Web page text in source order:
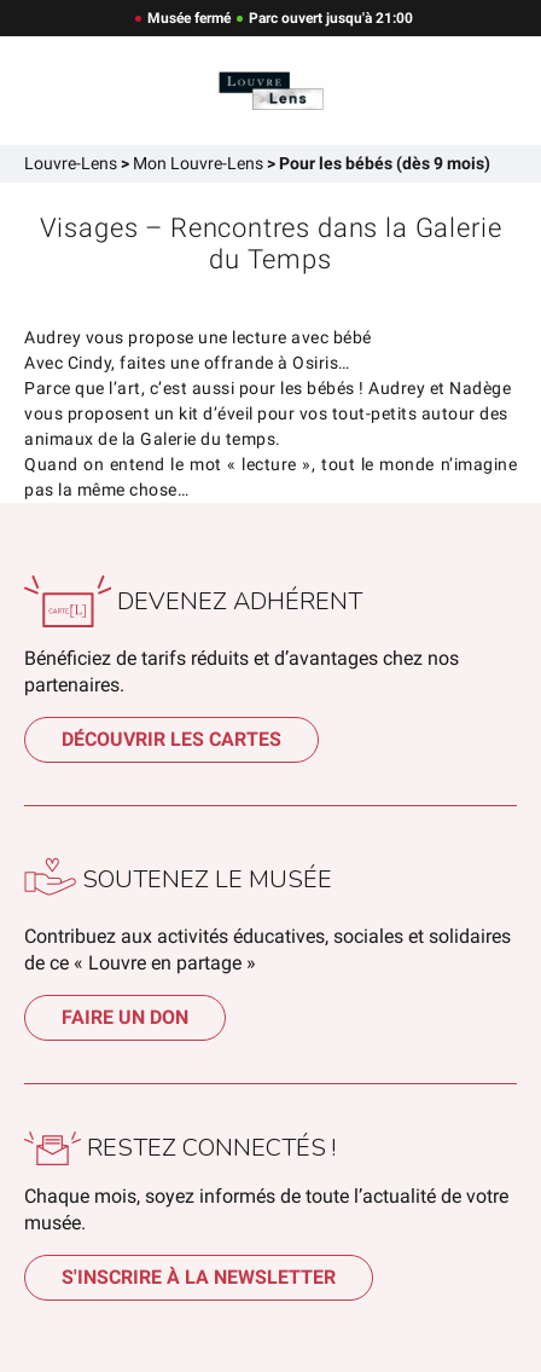
Musée fermé Parc ouvert jusqu'à 21:00
Louvre-Lens> Mon Louvre-Lens>Pour les bébés (dès 9 mois)
Visages – Rencontres dans la Galerie
du Temps
Audrey vous propose une lecture avec bébé
Avec Cindy, faites une offrande à Osiris…
Parce que l’art, c’est aussi pour les bébés ! Audrey et Nadège
vous proposent un kit d’éveil pour vos tout-petits autour des
animaux de la Galerie du temps.
Quand on entend le mot « lecture », tout le monde n’imagine
pas la même chose…
DEVENEZ ADHÉRENT
Bénéficiez de tarifs réduits et d’avantages chez nos
partenaires.
DÉCOUVRIR LES CARTES
SOUTENEZ LE MUSÉE
Contribuez aux activités éducatives, sociales et solidaires
de ce « Louvre en partage »
FAIRE UN DON
RESTEZ CONNECTÉS !
Chaque mois, soyez informés de toute l’actualité de votre
musée.
S'INSCRIRE À LA NEWSLETTER